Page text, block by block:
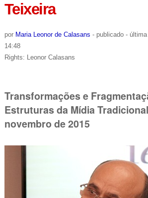
Teixeira
por Maria Leonor de Calasans - publicado -
14:48
Rights: Leonor Calasans
Transformações e
Estruturas da Mídia
novembro de 2015